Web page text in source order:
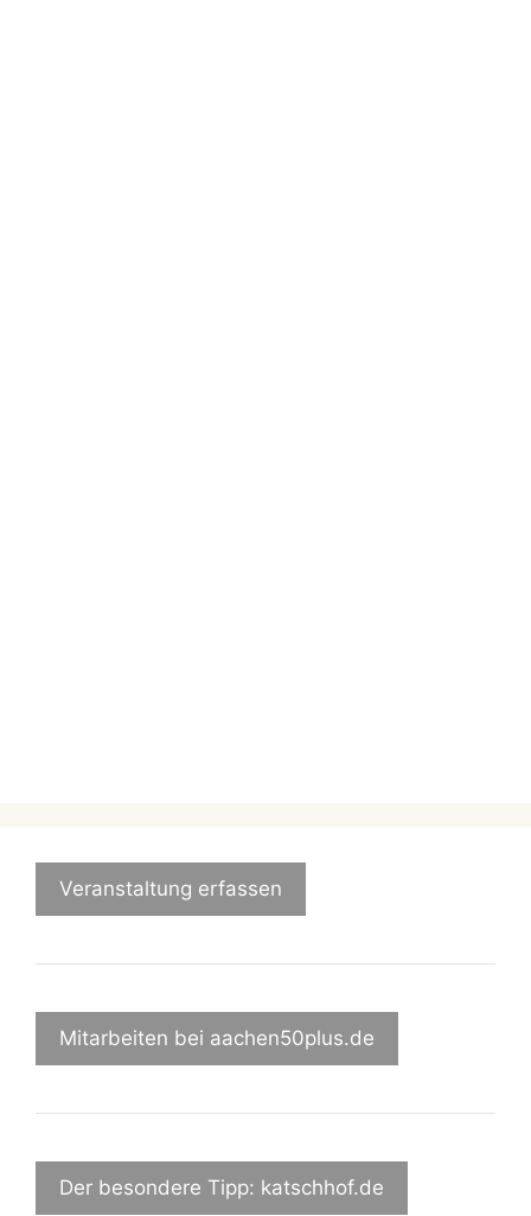
Veranstaltung erfassen
Mitarbeiten bei aachen50plus.de
Der besondere Tipp: katschhof.de